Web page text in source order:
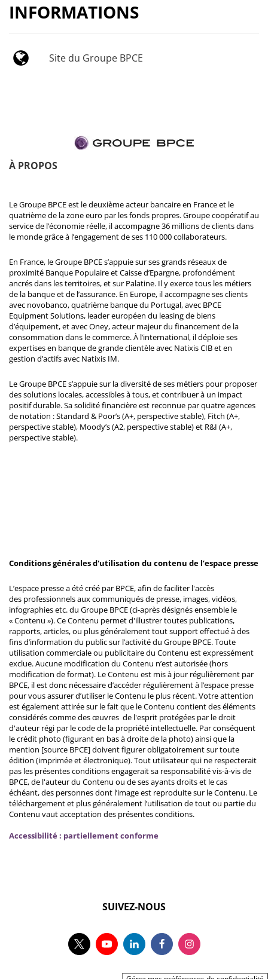
INFORMATIONS
Site du Groupe BPCE
À PROPOS
Le Groupe BPCE est le deuxième acteur bancaire en France et le
quatrième de la zone euro par les fonds propres. Groupe coopératif au
service de l’économie réelle, il accompagne 36 millions de clients dans
le monde grâce à l’engagement de ses 110 000 collaborateurs.
En France, le Groupe BPCE s’appuie sur ses grands réseaux de
proximité Banque Populaire et Caisse d’Epargne, profondément
ancrés dans les territoires, et sur Palatine. Il y exerce tous les métiers
de la banque et de l’assurance. En Europe, il accompagne ses clients
avec novobanco, quatrième banque du Portugal, avec BPCE
Equipment Solutions, leader européen du leasing de biens
d’équipement, et avec Oney, acteur majeur du financement de la
consommation dans le commerce. À l’international, il déploie ses
expertises en banque de grande clientèle avec Natixis CIB et en
gestion d’actifs avec Natixis IM.
Le Groupe BPCE s’appuie sur la diversité de ses métiers pour proposer
des solutions locales, accessibles à tous, et contribuer à un impact
positif durable. Sa solidité financière est reconnue par quatre agences
de notation : Standard & Poor’s (A+, perspective stable), Fitch (A+,
perspective stable), Moody’s (A2, perspective stable) et R&I (A+,
perspective stable).
Conditions générales d'utilisation du contenu de l’espace presse
L’espace presse a été créé par BPCE, afin de faciliter l'accès
des professionnels aux communiqués de presse, images, vidéos,
infographies etc. du Groupe BPCE (ci-après désignés ensemble le
« Contenu »). Ce Contenu permet d'illustrer toutes publications,
rapports, articles, ou plus généralement tout support effectué à des
fins d’information du public sur l’activité du Groupe BPCE. Toute
utilisation commerciale ou publicitaire du Contenu est expressément
exclue. Aucune modification du Contenu n’est autorisée (hors
modification de format). Le Contenu est mis à jour régulièrement par
BPCE, il est donc nécessaire d’accéder régulièrement à l’espace presse
pour vous assurer d’utiliser le Contenu le plus récent. Votre attention
est également attirée sur le fait que le Contenu contient des éléments
considérés comme des œuvres de l'esprit protégées par le droit
d'auteur régi par le code de la propriété intellectuelle. Par conséquent
le crédit photo (figurant en bas à droite de la photo) ainsi que la
mention [source BPCE] doivent figurer obligatoirement sur toute
édition (imprimée et électronique). Tout utilisateur qui ne respecterait
pas les présentes conditions engagerait sa responsabilité vis-à-vis de
BPCE, de l'auteur du Contenu ou de ses ayants droits et le cas
échéant, des personnes dont l’image est reproduite sur le Contenu. Le
téléchargement et plus généralement l’utilisation de tout ou partie du
Contenu vaut acceptation des présentes conditions.
Accessibilité : partiellement conforme
SUIVEZ-NOUS